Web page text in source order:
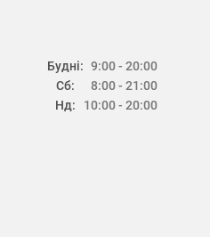
Будні:
Сб:
Нд:
9:00 - 20:00
8:00 - 21:00
10:00 - 20:00